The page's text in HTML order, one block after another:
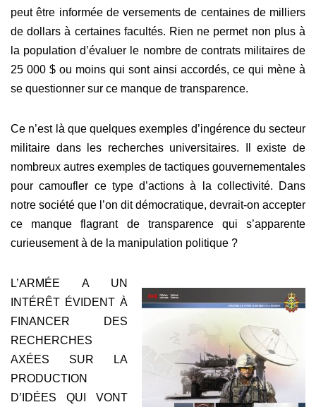
peut être informée de versements de centaines de milliers
de dollars à certaines facultés. Rien ne permet non plus à
la population d’évaluer le nombre de contrats militaires de
25 000 $ ou moins qui sont ainsi accordés, ce qui mène à
se questionner sur ce manque de transparence.
Ce n’est là que quelques exemples d’ingérence du secteur
militaire dans les recherches universitaires. Il existe de
nombreux autres exemples de tactiques gouvernementales
pour camoufler ce type d’actions à la collectivité. Dans
notre société que l’on dit démocratique, devrait-on accepter
ce manque flagrant de transparence qui s’apparente
curieusement à de la manipulation politique ?
L’ARMÉE A UN
INTÉRÊT ÉVIDENT À
FINANCER DES
RECHERCHES
AXÉES SUR LA
PRODUCTION
D’IDÉES QUI VONT